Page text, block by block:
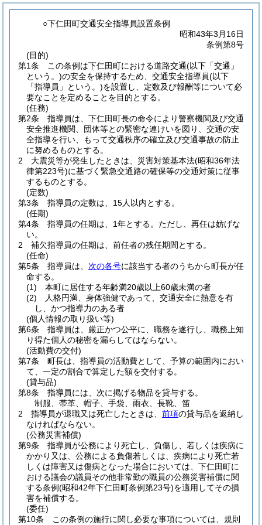
○下仁田町交通安全指導員設置条例
昭和43年3月16日
条例第8号
(目的)
第1条
この条例は下仁田町における道路交通(以下「交通」
という。)の安全を保持するため、交通安全指導員(以下
「指導員」という。)を設置し、定数及び報酬等について必
要なことを定めることを目的とする。
(任務)
第2条
指導員は、下仁田町長の命令により警察機関及び交通
安全推進機関、団体等との緊密な連けいを図り、交通の安
全指導を行い、もって交通秩序の確立及び交通事故の防止
に努めるものとする。
2
大震災等が発生したときは、災害対策基本法(昭和36年法
律第223号)に基づく緊急交通路の確保等の交通対策に従事
するものとする。
(定数)
第3条
指導員の定数は、15人以内とする。
(任期)
第4条
指導員の任期は、1年とする。 ただし、再任は妨げな
い。
2
補欠指導員の任期は、前任者の残任期間とする。
(任命)
第5条
指導員は、 次の各号に該当する者のうちから町長が任
命する。
(1)
本町に居住する年齢満20歳以上60歳未満の者
(2)
人格円満、身体強健であって、交通安全に熱意を有
し、かつ指導力のある者
(個人情報の取り扱い等)
第6条
指導員は、厳正かつ公平に、職務を遂行し、職務上知
り得た個人の秘密を漏らしてはならない。
(活動費の交付)
第7条
町長は、指導員の活動費として、予算の範囲内におい
て、一定の割合で算定した額を交付する。
(貸与品)
第8条
指導員には、次に掲げる物品を貸与する。
制服、帯革、帽子、手袋、雨衣、長靴、笛
2
指導員が退職又は死亡したときは、 前項の貸与品を返納し
なければならない。
(公務災害補償)
第9条
指導員が公務により死亡し、負傷し、若しくは疾病に
かかり又は、公務による負傷若しくは、疾病により死亡若
しくは障害又は傷病となった場合においては、下仁田町に
おける議会の議員その他非常勤の職員の公務災害補償に関
する条例(昭和42年下仁田町条例第23号)を適用してその損
害を補償する。
(委任)
第10条
この条例の施行に関し必要な事項については、規則